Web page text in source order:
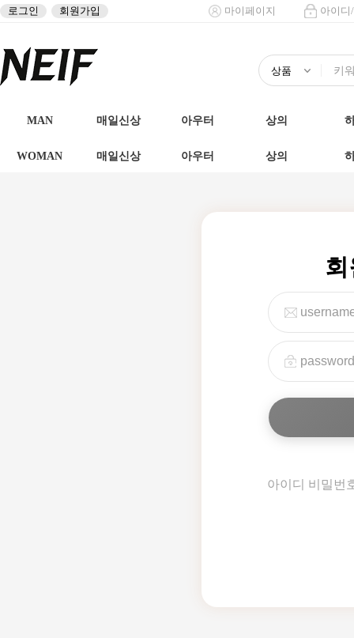
로그인 회원가입 마이페이지 아이디
MAN 매일신상 아우터 상의
WOMAN 매일신상 아우터 상의
아이디 비밀번